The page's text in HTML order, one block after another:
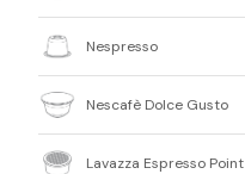
Nespresso
Nescafè Dolce Gusto
Lavazza Espresso Point